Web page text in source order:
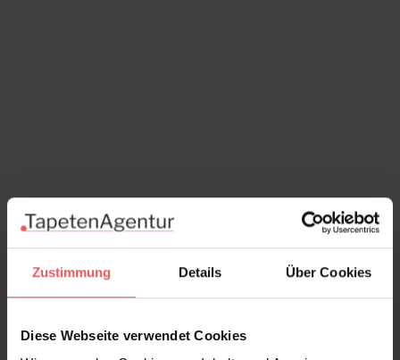
Zustimmung Details Über Cookies
Diese Webseite verwendet Cookies
Gunnebo, col. 01
120,00 €